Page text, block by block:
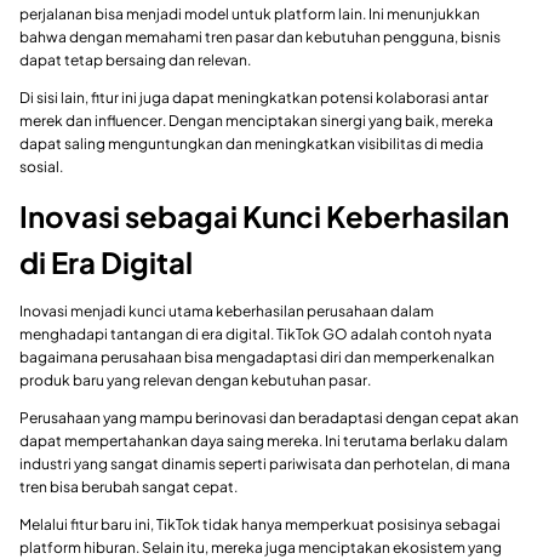
perjalanan bisa menjadi model untuk platform lain. Ini menunjukkan
bahwa dengan memahami tren pasar dan kebutuhan pengguna, bisnis
dapat tetap bersaing dan relevan.
Di sisi lain, fitur ini juga dapat meningkatkan potensi kolaborasi antar
merek dan influencer. Dengan menciptakan sinergi yang baik, mereka
dapat saling menguntungkan dan meningkatkan visibilitas di media
sosial.
Inovasi sebagai Kunci Keberhasilan
di Era Digital
Inovasi menjadi kunci utama keberhasilan perusahaan dalam
menghadapi tantangan di era digital. TikTok GO adalah contoh nyata
bagaimana perusahaan bisa mengadaptasi diri dan memperkenalkan
produk baru yang relevan dengan kebutuhan pasar.
Perusahaan yang mampu berinovasi dan beradaptasi dengan cepat akan
dapat mempertahankan daya saing mereka. Ini terutama berlaku dalam
industri yang sangat dinamis seperti pariwisata dan perhotelan, di mana
tren bisa berubah sangat cepat.
Melalui fitur baru ini, TikTok tidak hanya memperkuat posisinya sebagai
platform hiburan. Selain itu, mereka juga menciptakan ekosistem yang